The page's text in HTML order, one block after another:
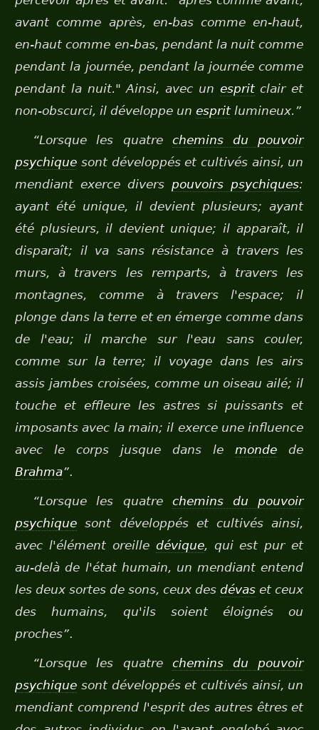
avant comme après, en-bas comme en-haut,
en-haut comme en-bas, pendant la nuit comme
pendant la journée, pendant la journée comme
pendant la nuit." Ainsi, avec un espritclair et
non-obscurci, il développe unesprit lumineux.”
“Lorsque les quatre chemins du pouvoir
psychique sont développés et cultivés ainsi, un
mendiant exerce diverspouvoirs psychiques:
ayant été unique, il devient plusieurs; ayant
été plusieurs, il devient unique; il apparaît, il
disparaît; il va sans résistance à travers les
murs, à travers les remparts, à travers les
montagnes, comme à travers l'espace; il
plonge dans la terre et en émerge comme dans
de l'eau; il marche sur l'eau sans couler,
comme sur la terre; il voyage dans les airs
assis jambes croisées, comme un oiseau ailé; il
touche et effleure les astres si puissants et
imposants avec la main; il exerce une influence
avec le corps jusque dans lemonde de
Brahma”.
“Lorsque les quatre chemins du pouvoir
psychique sont développés et cultivés ainsi,
avec l'élément oreille dévique, qui est pur et
au-delà de l'état humain, un mendiant entend
les deux sortes de sons, ceux desdévas et ceux
des humains, qu'ils soient éloignés ou
proches”.
“Lorsque les quatre chemins du pouvoir
psychique sont développés et cultivés ainsi, un
mendiant comprend l'esprit des autres êtres et